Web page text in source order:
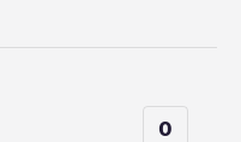
0